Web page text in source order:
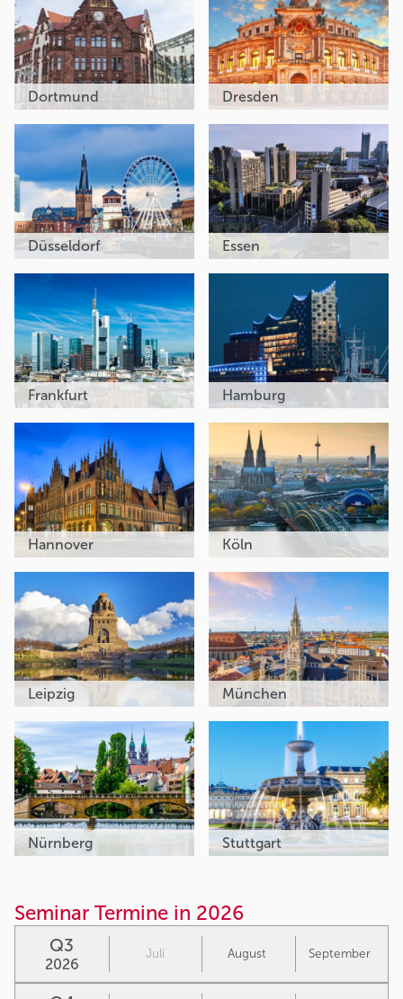
Dortmund Dresden
Düsseldorf Essen
Frankfurt Hamburg
Hannover Köln
Leipzig München
Nürnberg Stuttgart
Seminar Termine in 2026
Q3
2026
Juli August September